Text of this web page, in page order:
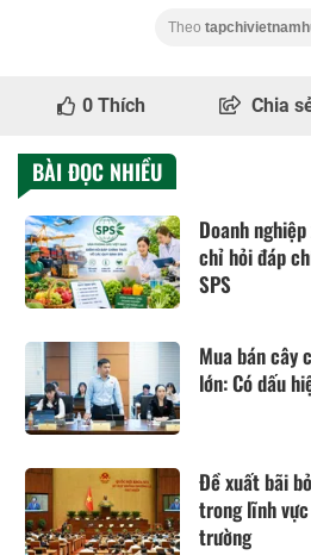
Theo
0 Thích Chia
BÀI ĐỌC NHIỀU
Doanh
chỉ hỏi đáp
SPS
Mua bán cây
lớn: Có dấu
Đề xuất bãi
trong lĩnh
trường